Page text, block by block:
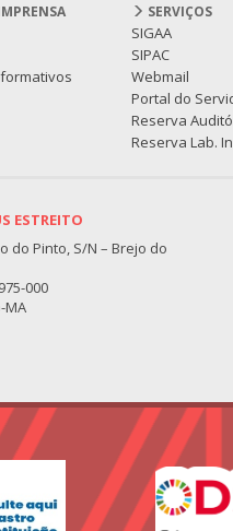
SERVIÇOS
SIGAA
SIPAC
Webmail
Portal do
Reserva
Reserva Lab.
ESTREITO
do Pinto, S/N – Brejo do
000
MA